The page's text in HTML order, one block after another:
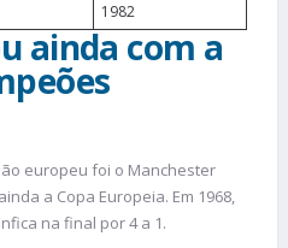
1982
ainda com a
europeu foi o Manchester
a Copa Europeia. Em 1968,
na final por 4 a 1.